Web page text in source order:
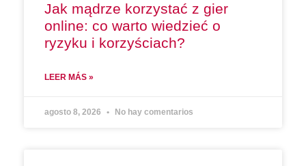
Jak mądrze korzystać z gier
online: co warto wiedzieć o
ryzyku i korzyściach?
LEER MÁS »
agosto 8, 2026 No hay comentarios